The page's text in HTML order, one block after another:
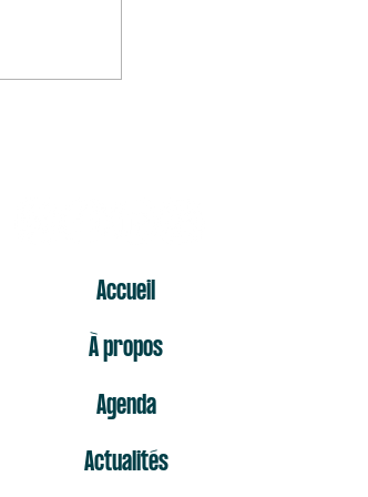
Accueil
À propos
Agenda
Actualités